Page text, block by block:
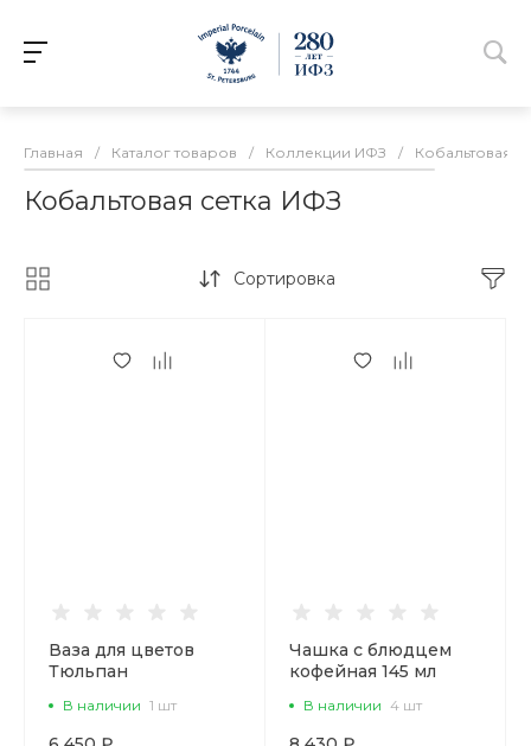
Главная / Каталог товаров / Коллекции ИФЗ / Кобальтовая
Кобальтовая сетка ИФЗ
Сортировка
Ваза для цветов
Тюльпан
арт. 80.04257.00.1
В наличии 1 шт
Чашка с блюдцем
кофейная 145 мл
рисунок Кобальтовая
сетка арт.
В наличии 4 шт